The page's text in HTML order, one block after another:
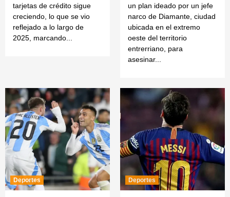
tarjetas de crédito sigue
creciendo, lo que se vio
reflejado a lo largo de
2025, marcando...
un plan ideado por un jefe
narco de Diamante, ciudad
ubicada en el extremo
oeste del territorio
entrerriano, para
asesinar...
Deportes Deportes